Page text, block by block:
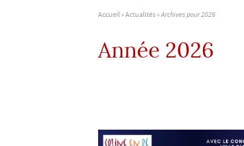
Accueil»Actualités»Archives pour 2026
Année 2026